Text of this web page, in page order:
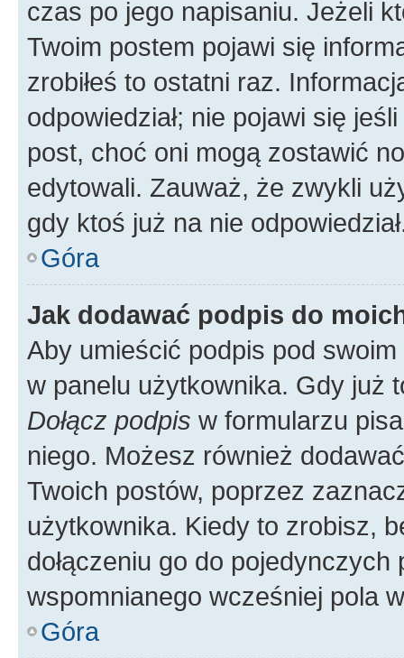
czas po jego napisaniu. Jeżeli
Twoim postem pojawi się
zrobiłeś to ostatni raz.
odpowiedział; nie pojawi się
post, choć oni mogą zostawić
edytowali. Zauważ, że zwykli
gdy ktoś już na nie
Góra
Jak dodawać podpis do
Aby umieścić podpis pod
w panelu użytkownika. Gdy już
Dołącz podpis w formularzu
niego. Możesz również
Twoich postów, poprzez
użytkownika. Kiedy to zrobisz,
dołączeniu go do
wspomnianego wcześniej pola
Góra